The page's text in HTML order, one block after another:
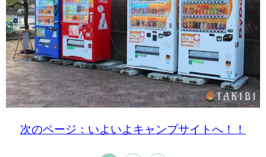
次のページ：いよいよキャンプサイトへ！！